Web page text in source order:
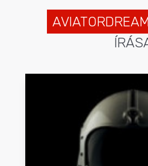
KRITIKÁK
INTERJÚK